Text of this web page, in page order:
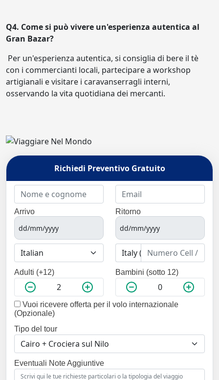
Q4. Come si può vivere un'esperienza autentica al
Gran Bazar?
Per un'esperienza autentica, si consiglia di bere il tè
con i commercianti locali, partecipare a workshop
artigianali e visitare i caravanserragli interni,
osservando la vita quotidiana dei mercanti.
Richiedi Preventivo Gratuito
Arrivo Ritorno
Adulti (+12) Bambini (sotto 12)
Vuoi ricevere offerta per il volo internazionale
(Opzionale)
Tipo del tour
Eventuali Note Aggiuntive